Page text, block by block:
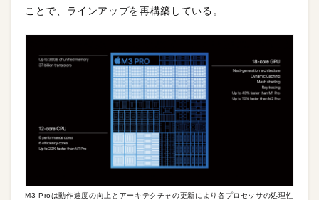
ことで、ラインアップを再構築している。
M3 Proは動作速度の向上とアーキテクチャの更新により各プロセッサの処理性